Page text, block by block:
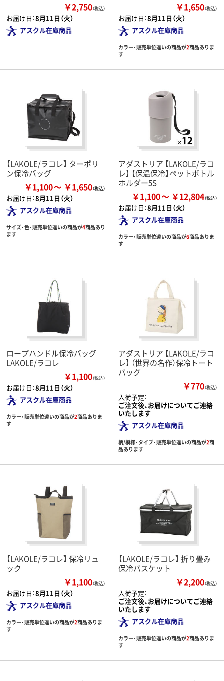
￥2,750（税込）
お届け日：8月11日（火）
アスクル在庫商品
￥1,650（税込）
お届け日：8月11日（火）
アスクル在庫商品
カラー・販売単位違いの商品が2商品ありま
す
【LAKOLE/ラコレ】 ターポリ
ン保冷バッグ
￥1,100 ￥1,650
お届け日：8月11日（火）
アスクル在庫商品
サイズ・色・販売単位違いの商品が4商品あり
ます
アダストリア 【LAKOLE/ラコ
レ】 【保温保冷】ペットボトル
ホルダー5S
￥1,100 ￥12,804
お届け日：8月11日（火）
アスクル在庫商品
カラー・販売単位違いの商品が6商品ありま
す
ロープハンドル保冷バッグ
LAKOLE/ラコレ
￥1,100（税込）
お届け日：8月11日（火）
アスクル在庫商品
カラー・販売単位違いの商品が2商品ありま
す
アダストリア 【LAKOLE/ラコ
レ】 （世界の名作）保冷トート
バッグ
￥770（税込）
入荷予定：
ご注文後、お届けについてご連絡
いたします
アスクル在庫商品
柄/模様・タイプ・販売単位違いの商品が2商
品あります
【LAKOLE/ラコレ】 保冷リュ
ック
￥1,100（税込）
お届け日：8月11日（火）
アスクル在庫商品
カラー・販売単位違いの商品が2商品ありま
す
【LAKOLE/ラコレ】 折り畳み
保冷バスケット
￥2,200（税込）
入荷予定：
ご注文後、お届けについてご連絡
いたします
アスクル在庫商品
カラー・販売単位違いの商品が2商品ありま
す